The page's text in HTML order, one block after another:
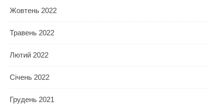
Жовтень 2022
Травень 2022
Лютий 2022
Січень 2022
Грудень 2021